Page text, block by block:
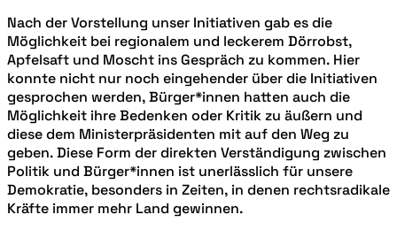
Nach der Vorstellung unser Initiativen gab es die
Möglichkeit bei regionalem und leckerem Dörrobst,
Apfelsaft und Moscht ins Gespräch zu kommen. Hier
konnte nicht nur noch eingehender über die Initiativen
gesprochen werden, Bürger*innen hatten auch die
Möglichkeit ihre Bedenken oder Kritik zu äußern und
diese dem Ministerpräsidenten mit auf den Weg zu
geben. Diese Form der direkten Verständigung zwischen
Politik und Bürger*innen ist unerlässlich für unsere
Demokratie, besonders in Zeiten, in denen rechtsradikale
Kräfte immer mehr Land gewinnen.